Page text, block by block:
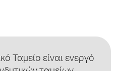
Ταμείο είναι ενεργό